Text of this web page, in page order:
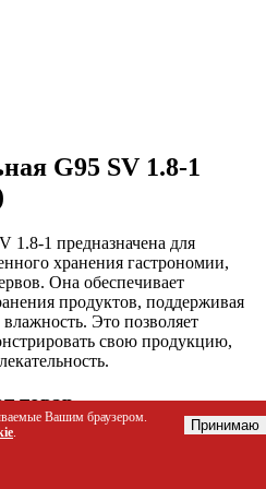
G95 SV 1.8-1
1.8-1 предназначена для
хранения гастрономии,
Она обеспечивает
продуктов, поддерживая
Это позволяет
свою продукцию,
товар
для демонстрации
Вашим браузером.
. Принимаю